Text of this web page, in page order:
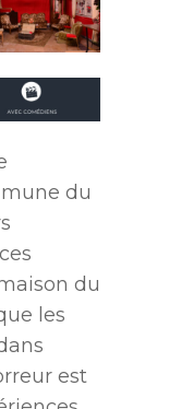
du
du
les
est